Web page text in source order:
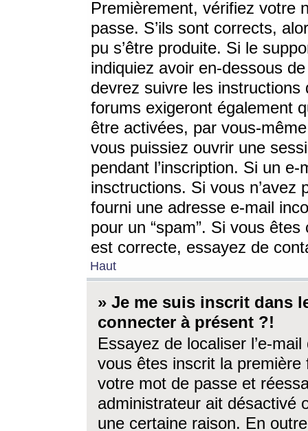
Premièrement, vérifiez votre
passe. S’ils sont corrects,
pu s’être produite. Si le
indiquiez avoir en-dessous
devrez suivre les
forums exigeront également
être activées, par vous-
vous puissiez ouvrir une
pendant l’inscription. Si un
insctructions. Si vous n’avez
fourni une adresse e-mail
pour un “spam”. Si vous
est correcte, essayez de
Haut
» Je me suis inscrit dans
connecter à présent ?!
Essayez de localiser l’e-
vous êtes inscrit la première
votre mot de passe et
administrateur ait désactivé
une certaine raison. En